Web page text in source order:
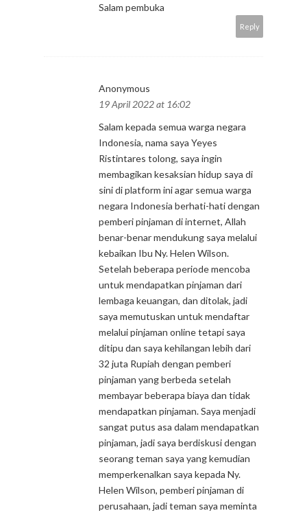
Salam pembuka
Reply
Anonymous
19 April 2022 at 16:02
Salam kepada semua warga negara
Indonesia, nama saya Yeyes
Ristintares tolong, saya ingin
membagikan kesaksian hidup saya di
sini di platform ini agar semua warga
negara Indonesia berhati-hati dengan
pemberi pinjaman di internet, Allah
benar-benar mendukung saya melalui
kebaikan Ibu Ny. Helen Wilson.
Setelah beberapa periode mencoba
untuk mendapatkan pinjaman dari
lembaga keuangan, dan ditolak, jadi
saya memutuskan untuk mendaftar
melalui pinjaman online tetapi saya
ditipu dan saya kehilangan lebih dari
32 juta Rupiah dengan pemberi
pinjaman yang berbeda setelah
membayar beberapa biaya dan tidak
mendapatkan pinjaman. Saya menjadi
sangat putus asa dalam mendapatkan
pinjaman, jadi saya berdiskusi dengan
seorang teman saya yang kemudian
memperkenalkan saya kepada Ny.
Helen Wilson, pemberi pinjaman di
perusahaan, jadi teman saya meminta